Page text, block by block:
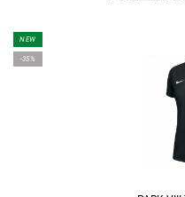
NEW
-35%